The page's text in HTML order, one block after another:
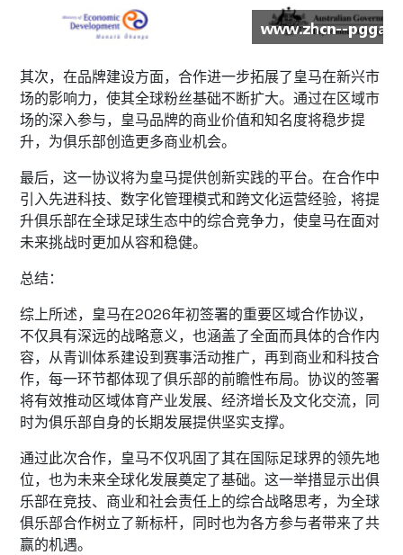
其次，在品牌建设方面，合作进一步拓展了皇马在新兴市
场的影响力，使其全球粉丝基础不断扩大。通过在区域市
场的深入参与，皇马品牌的商业价值和知名度将稳步提
升，为俱乐部创造更多商业机会。
最后，这一协议将为皇马提供创新实践的平台。在合作中
引入先进科技、数字化管理模式和跨文化运营经验，将提
升俱乐部在全球足球生态中的综合竞争力，使皇马在面对
未来挑战时更加从容和稳健。
总结：
综上所述，皇马在2026年初签署的重要区域合作协议，
不仅具有深远的战略意义，也涵盖了全面而具体的合作内
容，从青训体系建设到赛事活动推广，再到商业和科技合
作，每一环节都体现了俱乐部的前瞻性布局。协议的签署
将有效推动区域体育产业发展、经济增长及文化交流，同
时为俱乐部自身的长期发展提供坚实支撑。
通过此次合作，皇马不仅巩固了其在国际足球界的领先地
位，也为未来全球化发展奠定了基础。这一举措显示出俱
乐部在竞技、商业和社会责任上的综合战略思考，为全球
俱乐部合作树立了新标杆，同时也为各方参与者带来了共
赢的机遇。